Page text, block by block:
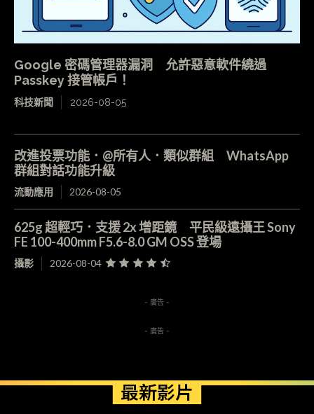
Google 密碼管理器漏洞 允許惡意軟件繞過
Passkey 接管帳戶！
科技新聞 2026-08-05
改進投票功能．@所有人．類似群組 WhatsApp
群組對話功能升級
流動應用 2026-08-05
625g 超輕巧．支援 2x 增距鏡 平民級遠攝王 Sony
FE 100-400mm F5.6-8.0 GM OSS 登場
攝影 2026-08-04
- 廣告 -
- 廣告 -
最新影片